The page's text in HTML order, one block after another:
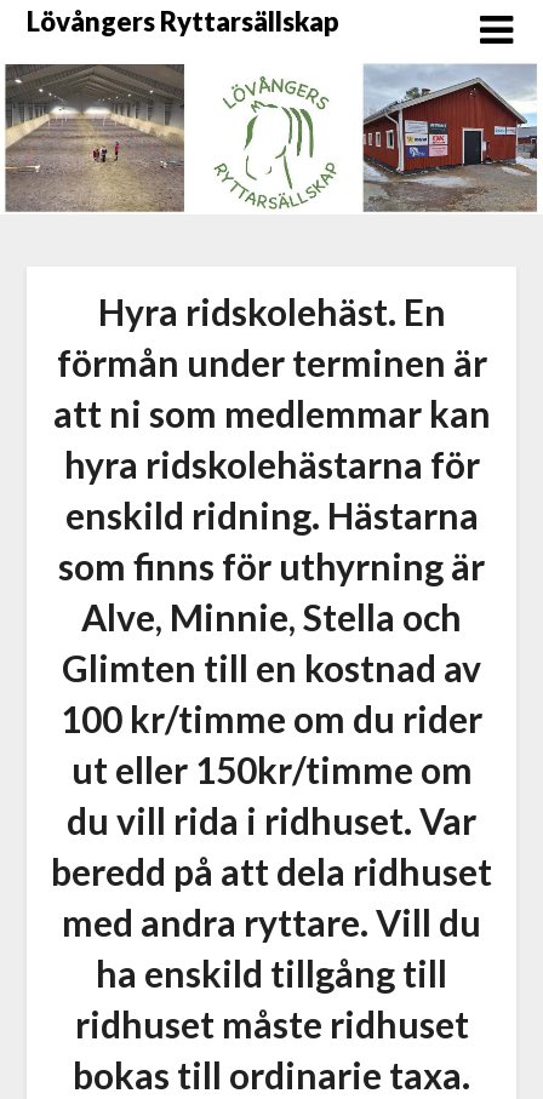
Skip
content
Lövångers Ryttarsällskap
Hyra ridskolehäst. En
förmån under terminen är
att ni som medlemmar kan
hyra ridskolehästarna för
enskild ridning. Hästarna
som finns för uthyrning är
Alve, Minnie, Stella och
Glimten till en kostnad av
100 kr/timme om du rider
ut eller 150kr/timme om
du vill rida i ridhuset. Var
beredd på att dela ridhuset
med andra ryttare. Vill du
ha enskild tillgång till
ridhuset måste ridhuset
bokas till ordinarie taxa.